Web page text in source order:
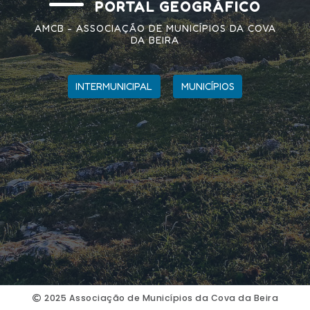
PORTAL GEOGRÁFICO
AMCB - ASSOCIAÇÃO DE MUNICÍPIOS DA COVA
DA BEIRA
INTERMUNICIPAL MUNICÍPIOS
2025 Associação de Municípios da Cova da Beira